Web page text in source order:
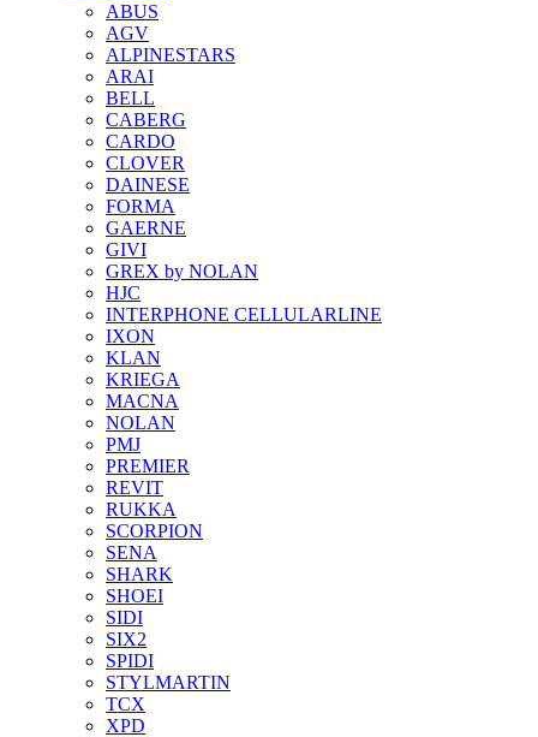
ABUS
AGV
ALPINESTARS
ARAI
BELL
CABERG
CARDO
CLOVER
DAINESE
FORMA
GAERNE
GIVI
GREX by NOLAN
HJC
INTERPHONE CELLULARLINE
IXON
KLAN
KRIEGA
MACNA
NOLAN
PMJ
PREMIER
REVIT
RUKKA
SCORPION
SENA
SHARK
SHOEI
SIDI
SIX2
SPIDI
STYLMARTIN
TCX
XPD